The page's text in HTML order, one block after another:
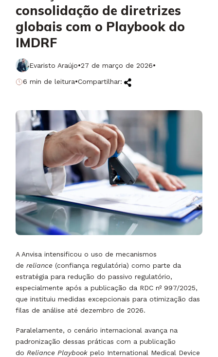
consolidação de diretrizes
globais com o Playbook do
IMDRF
Evaristo Araújo·27 de março de 2026·
6 min de leitura·Compartilhar:
A Anvisa intensificou o uso de mecanismos
de reliance (confiança regulatória) como parte da
estratégia para redução do passivo regulatório,
especialmente após a publicação da RDC nº 997/2025,
que instituiu medidas excepcionais para otimização das
filas de análise até dezembro de 2026.
Paralelamente, o cenário internacional avança na
padronização dessas práticas com a publicação
do Reliance Playbook pelo International Medical Device